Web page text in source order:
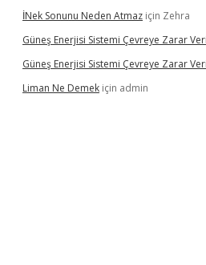
İNek Sonunu Neden Atmaz için Zehra
Güneş Enerjisi Sistemi Çevreye Zarar
Güneş Enerjisi Sistemi Çevreye Zarar
Liman Ne Demek için admin